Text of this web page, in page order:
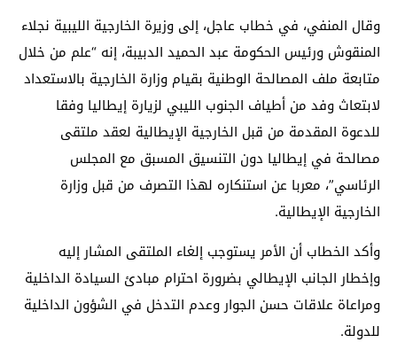
وقال المنفي، في خطاب عاجل، إلى وزيرة الخارجية الليبية نجلاء
المنقوش ورئيس الحكومة عبد الحميد الدبيبة، إنه “علم من خلال
متابعة ملف المصالحة الوطنية بقيام وزارة الخارجية بالاستعداد
لابتعاث وفد من أطياف الجنوب الليبي لزيارة إيطاليا وفقا
للدعوة المقدمة من قبل الخارجية الإيطالية لعقد ملتقى
مصالحة في إيطاليا دون التنسيق المسبق مع المجلس
الرئاسي”، معربا عن استنكاره لهذا التصرف من قبل وزارة
الخارجية الإيطالية.
وأكد الخطاب أن الأمر يستوجب إلغاء الملتقى المشار إليه
وإخطار الجانب الإيطالي بضرورة احترام مبادئ السيادة الداخلية
ومراعاة علاقات حسن الجوار وعدم التدخل في الشؤون الداخلية
للدولة.